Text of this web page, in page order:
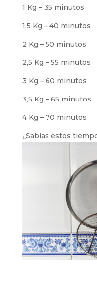
1 Kg – 35 minutos
1,5 Kg – 40 minutos
2 Kg – 50 minutos
2,5 Kg – 55 minutos
3 Kg – 60 minutos
3,5 Kg – 65 minutos
4 Kg – 70 minutos
¿Sabías estos